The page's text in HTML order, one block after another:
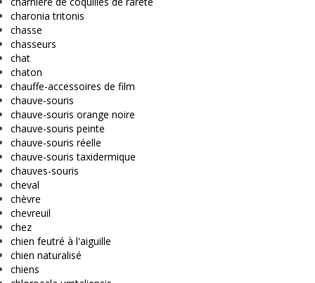
charonia tritonis
chasse
chasseurs
chat
chaton
chauffe-accessoires de film
chauve-souris
chauve-souris orange noire
chauve-souris peinte
chauve-souris réelle
chauve-souris taxidermique
chauves-souris
cheval
chèvre
chevreuil
chez
chien feutré à l'aiguille
chien naturalisé
chiens